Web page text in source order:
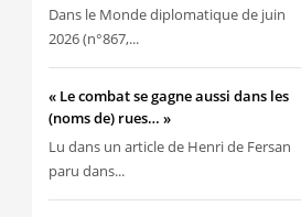
Dans le Monde diplomatique de juin
2026 (n°867,...
« Le combat se gagne aussi dans les
(noms de) rues… »
Lu dans un article de Henri de Fersan
paru dans...